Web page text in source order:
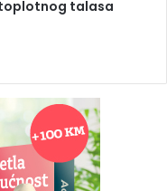
talasa